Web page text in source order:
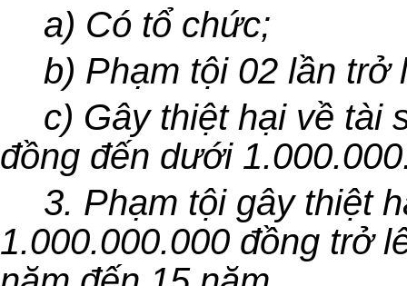
a) Có tổ chức;
b) Phạm tội 02 lần trở
c) Gây thiệt hại về tài
đồng đến dưới
3. Phạm tội gây thiệt
1.000.000.000 đồng trở